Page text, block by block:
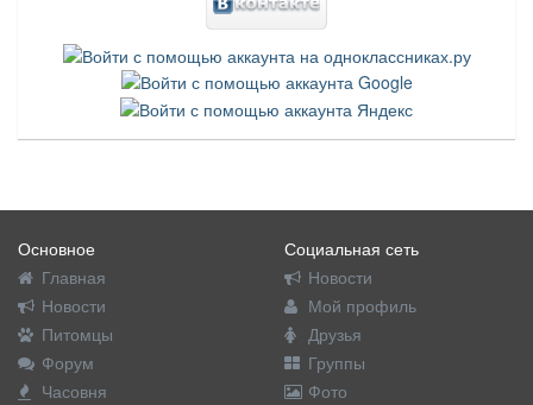
Основное
Главная
Новости
Питомцы
Форум
Часовня
Социальная сеть
Новости
Мой профиль
Друзья
Группы
Фото